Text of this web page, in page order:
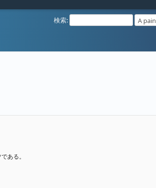
検索: A
ある。